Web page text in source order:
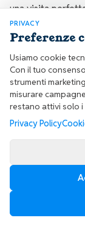
una visita
gravidanza o
presenta il conto.
Esempio
Scenario
privata con
20 a
3.000 euro.
fatturato
ad alto
PRIVACY
Preferenze
Usiamo cookie
Con il tuo
strumenti
misurare
restano attivi solo i
Privacy Policy